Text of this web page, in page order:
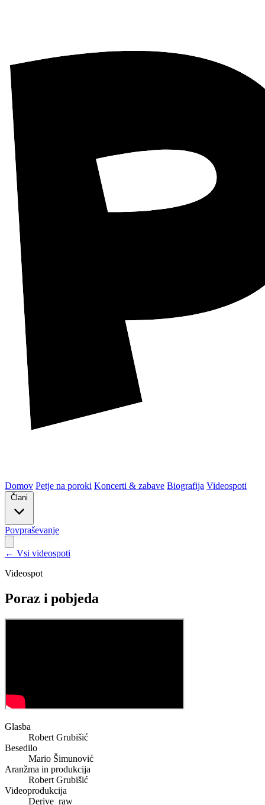
Domov Petje na poroki Koncerti & zabave Biografija Videospoti
Člani
Povpraševanje
← Vsi videospoti
Videospot
Poraz i pobjeda
Glasba
Robert Grubišić
Besedilo
Mario Šimunović
Aranžma in produkcija
Robert Grubišić
Videoprodukcija
Derive_raw